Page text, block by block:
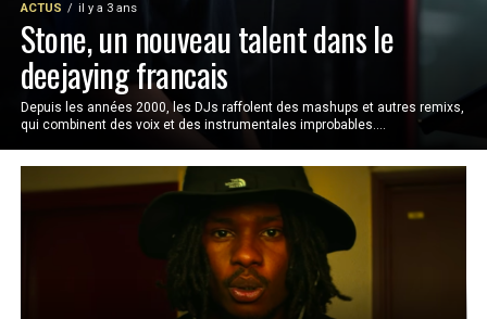
ACTUS il y a 3 ans
Stone, un nouveau talent dans le
deejaying francais
Depuis les années 2000, les DJs raffolent des mashups et autres remixs,
qui combinent des voix et des instrumentales improbables....